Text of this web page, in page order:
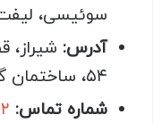
سوئیسی،
آدرس:
۵۴، ساختمان گلبرگ، واحد ۳۵
شماره تماس: